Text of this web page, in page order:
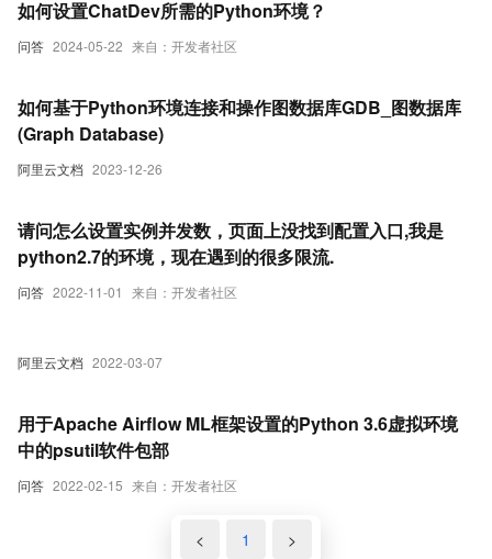
问答 2024-05-22 来自：开发者社区
如何设置ChatDev所需的Python环境？
阿里云文档 2023-12-26
如何基于Python环境连接和操作图数据库GDB_图数据库
(Graph Database)
问答 2022-11-01 来自：开发者社区
请问怎么设置实例并发数，页面上没找到配置入口,我是
python2.7的环境，现在遇到的很多限流.
阿里云文档 2022-03-07
问答 2022-02-15 来自：开发者社区
用于Apache Airflow ML框架设置的Python 3.6虚拟环境
中的psutil软件包部
< 1 >